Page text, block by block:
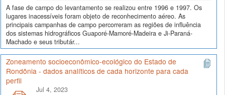
A fase de campo do levantamento se realizou entre 1996 e 1997. Os
lugares inacessíveis foram objeto de reconhecimento aéreo. As
principais campanhas de campo percorreram as regiões de influência
dos sistemas hidrográficos Guaporé-Mamoré-Madeira e Ji-Paraná-
Machado e seus tributár...
Zoneamento socioeconômico-ecológico do Estado de
Rondônia - dados analíticos de cada horizonte para cada
perfil
Jul 4, 2023